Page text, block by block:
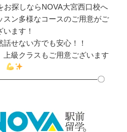
お探しならNOVA大宮西口校へ
スン多様なコースのご用意がご
います！
せない方でも安心！！
上級クラスもご用意ございます
〇